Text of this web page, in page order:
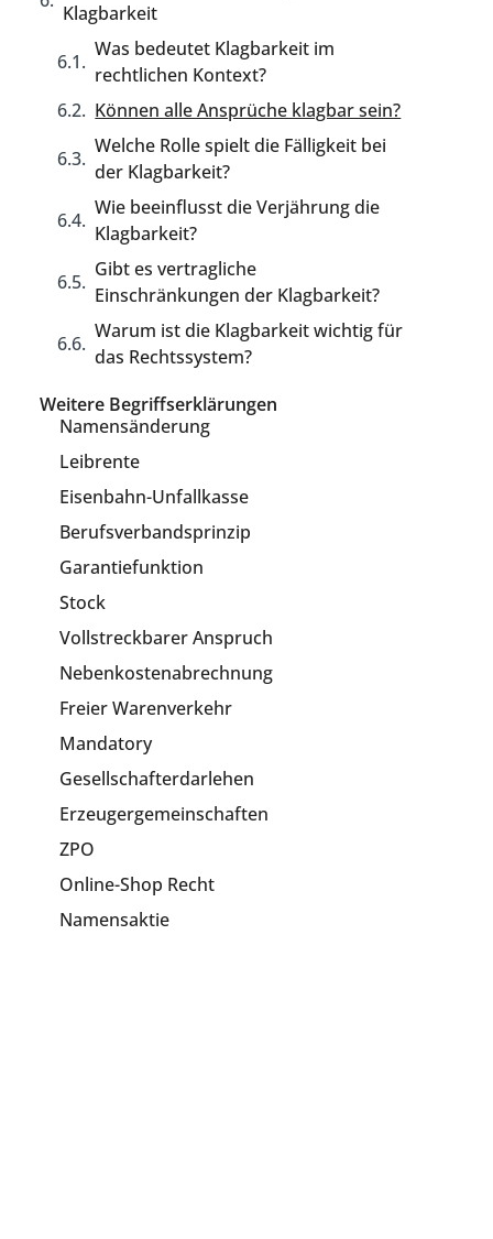
Klagbarkeit
Was bedeutet Klagbarkeit im
rechtlichen Kontext?
Können alle Ansprüche klagbar sein?
Welche Rolle spielt die Fälligkeit bei
der Klagbarkeit?
Wie beeinflusst die Verjährung die
Klagbarkeit?
Gibt es vertragliche
Einschränkungen der Klagbarkeit?
Warum ist die Klagbarkeit wichtig für
das Rechtssystem?
Weitere Begriffserklärungen
Namensänderung
Leibrente
Eisenbahn-Unfallkasse
Berufsverbandsprinzip
Garantiefunktion
Stock
Vollstreckbarer Anspruch
Nebenkostenabrechnung
Freier Warenverkehr
Mandatory
Gesellschafterdarlehen
Erzeugergemeinschaften
ZPO
Online-Shop Recht
Namensaktie